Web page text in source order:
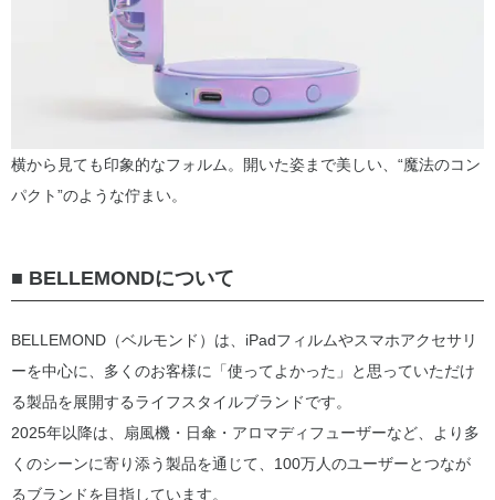
横から見ても印象的なフォルム。開いた姿まで美しい、“魔法のコン
パクト”のような佇まい。
■ BELLEMONDについて
BELLEMOND（ベルモンド）は、iPadフィルムやスマホアクセサリ
ーを中心に、多くのお客様に「使ってよかった」と思っていただけ
る製品を展開するライフスタイルブランドです。
2025年以降は、扇風機・日傘・アロマディフューザーなど、より多
くのシーンに寄り添う製品を通じて、100万人のユーザーとつなが
るブランドを目指しています。